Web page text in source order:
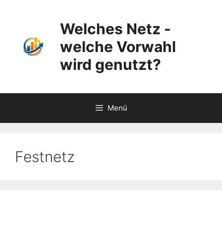
Welches Netz -
welche Vorwahl
wird genutzt?
Menü
Festnetz